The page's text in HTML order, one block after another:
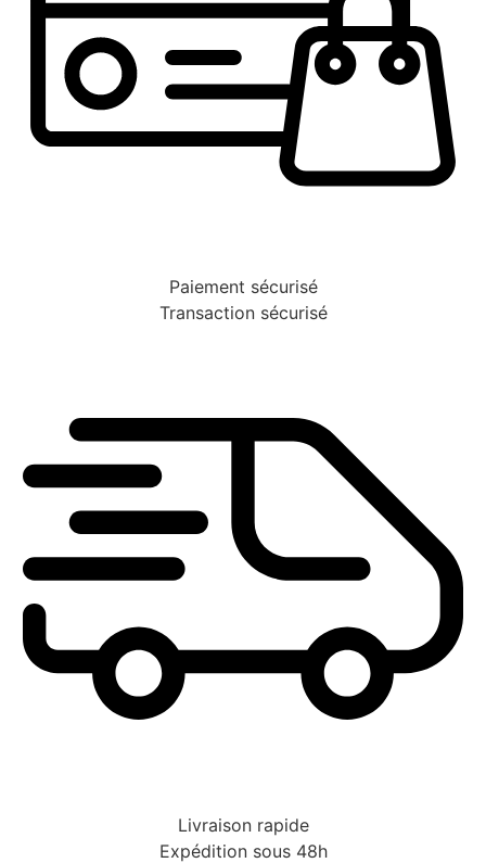
Paiement sécurisé
Transaction sécurisé
Livraison rapide
Expédition sous 48h